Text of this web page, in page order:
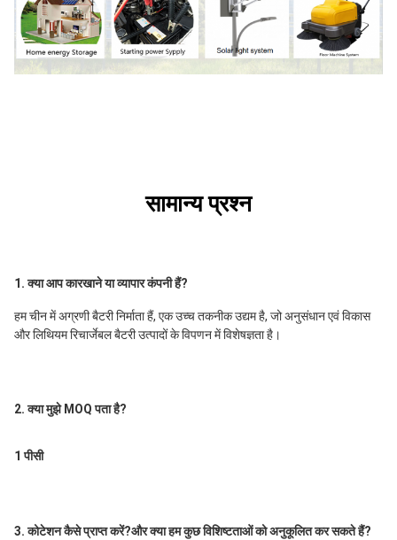
सामान्य प्रश्न
1. क्या आप कारखाने या व्यापार कंपनी हैं?
हम चीन में अग्रणी बैटरी निर्माता हैं, एक उच्च तकनीक उद्यम है, जो अनुसंधान एवं विकास
और लिथियम रिचार्जेबल बैटरी उत्पादों के विपणन में विशेषज्ञता है।
2. क्या मुझे MOQ पता है?
1 पीसी
3. कोटेशन कैसे प्राप्त करें?और क्या हम कुछ विशिष्टताओं को अनुकूलित कर सकते हैं?